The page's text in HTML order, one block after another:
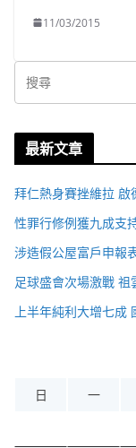
11/03/2015
最新文章
拜仁熱身賽挫維拉 啟
性罪行修例獲九成支
涉造假公屋富戶申報
足球盛會次場激戰
上半年純利大增七成
日
一